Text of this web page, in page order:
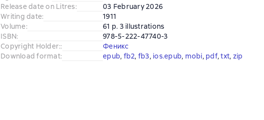
Release date on Litres:
03 February 2026
Writing date:
1911
Volume:
61 p. 3 illustrations
ISBN:
978-5-222-47740-3
Copyright Holder::
Феникс
Download format: epub, fb2, fb3, ios.epub, mobi, pdf, txt, zip